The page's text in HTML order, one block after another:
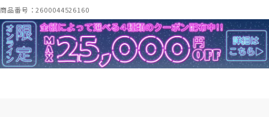
商品番号：2600044526160